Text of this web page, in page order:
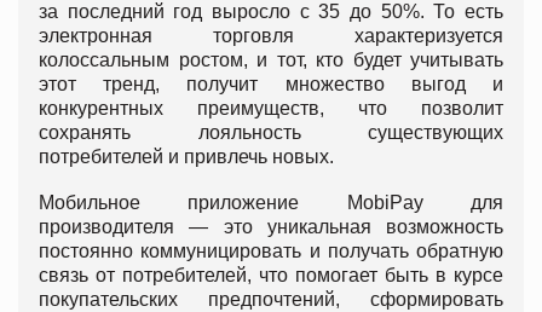
за последний год выросло с 35 до 50%. То есть
электронная торговля характеризуется
колоссальным ростом, и тот, кто будет учитывать
этот тренд, получит множество выгод и
конкурентных преимуществ, что позволит
сохранять лояльность существующих
потребителей и привлечь новых.
Мобильное приложение MobiPay для
производителя — это уникальная возможность
постоянно коммуницировать и получать обратную
связь от потребителей, что помогает быть в курсе
покупательских предпочтений, сформировать